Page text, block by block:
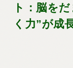
ト：脳を
く力”が成